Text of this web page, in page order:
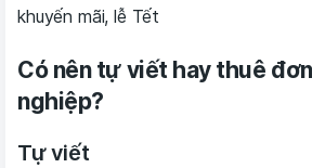
khuyến mãi, lễ Tết
Có nên tự viết hay thuê
nghiệp?
Tự viết